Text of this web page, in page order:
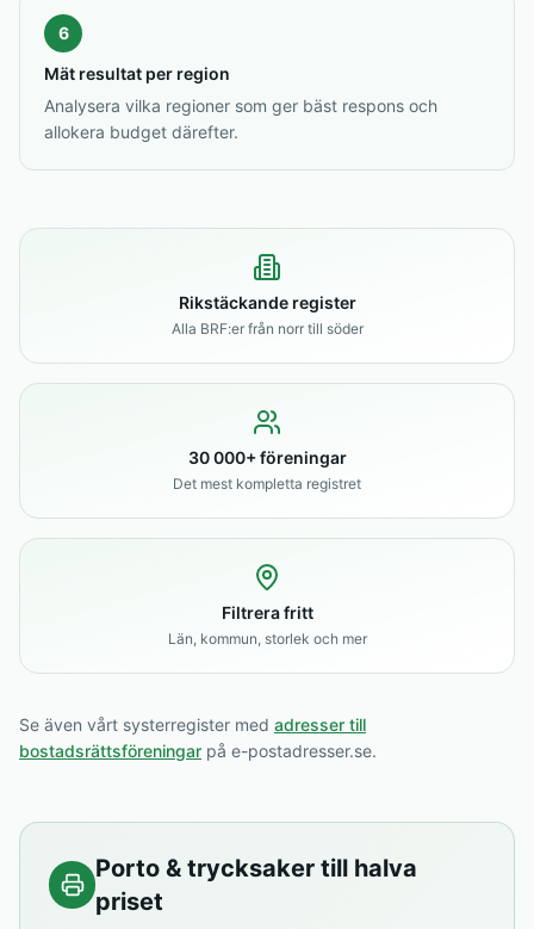
6
Mät resultat per region
Analysera vilka regioner som ger bäst respons och
allokera budget därefter.
Rikstäckande register
Alla BRF:er från norr till söder
30 000+ föreningar
Det mest kompletta registret
Filtrera fritt
Län, kommun, storlek och mer
Se även vårt systerregister med adresser till
bostadsrättsföreningar på e-postadresser.se.
Porto & trycksaker till halva
priset